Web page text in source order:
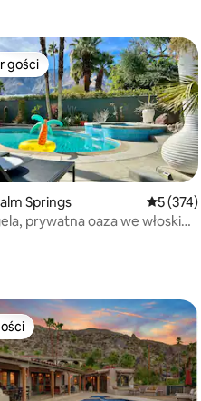
liczba recenzji: 165
z kategorii Wybór gości
gości
Springs Średnia
5 (374)
prywatna oaza we włoskim